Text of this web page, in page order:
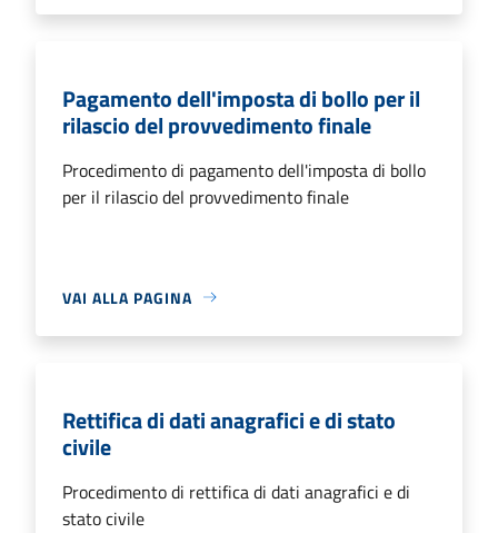
Pagamento dell'imposta di bollo per il
rilascio del provvedimento finale
Procedimento di pagamento dell'imposta di bollo
per il rilascio del provvedimento finale
VAI ALLA PAGINA
Rettifica di dati anagrafici e di stato
civile
Procedimento di rettifica di dati anagrafici e di
stato civile